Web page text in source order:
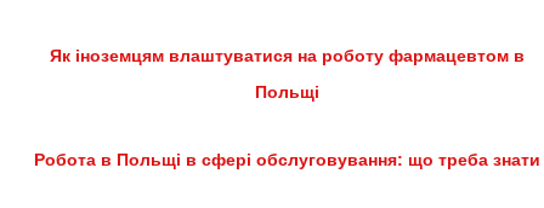
Як іноземцям влаштуватися на роботу фармацевтом в
Польщі
Робота в Польщі в сфері обслуговування: що треба знати